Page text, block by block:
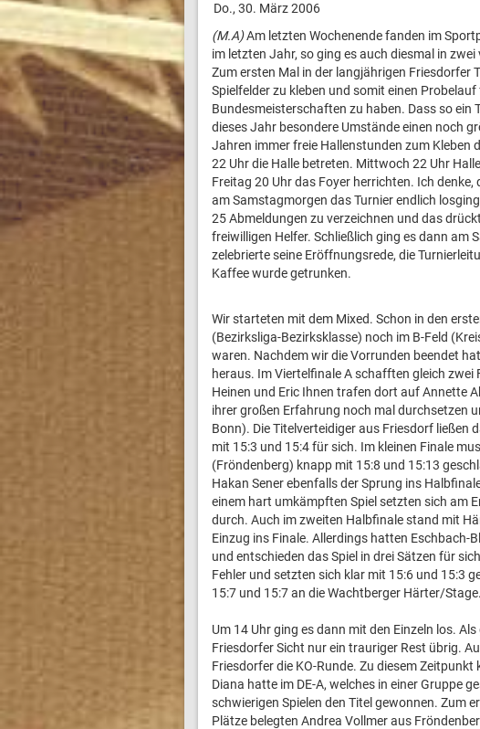
Do., 30. März 2006
(M.A)Am letzten Wochenende fanden im
im letzten Jahr, so ging es auch diesmal in
Zum ersten Mal in der langjährigen Friesdorfer
Spielfelder zu kleben und somit einen
Bundesmeisterschaften zu haben. Dass so ein
dieses Jahr besondere Umstände einen noch
Jahren immer freie Hallenstunden zum Kleben
22 Uhr die Halle betreten. Mittwoch 22 Uhr
Freitag 20 Uhr das Foyer herrichten. Ich
am Samstagmorgen das Turnier endlich
25 Abmeldungen zu verzeichnen und das
freiwilligen Helfer. Schließlich ging es dann am
zelebrierte seine Eröffnungsrede, die
Kaffee wurde getrunken.
Wir starteten mit dem Mixed. Schon in den
(Bezirksliga-Bezirksklasse) noch im B-Feld
waren. Nachdem wir die Vorrunden beendet
heraus. Im Viertelfinale A schafften gleich
Heinen und Eric Ihnen trafen dort auf Annette
ihrer großen Erfahrung noch mal durchsetzen
Bonn). Die Titelverteidiger aus Friesdorf ließen
mit 15:3 und 15:4 für sich. Im kleinen Finale
(Fröndenberg) knapp mit 15:8 und 15:13
Hakan Sener ebenfalls der Sprung ins
einem hart umkämpften Spiel setzten sich am
durch. Auch im zweiten Halbfinale stand mit
Einzug ins Finale. Allerdings hatten Eschbach-
und entschieden das Spiel in drei Sätzen für
Fehler und setzten sich klar mit 15:6 und 15:3
15:7 und 15:7 an die Wachtberger Härter/Stage.
Um 14 Uhr ging es dann mit den Einzeln los.
Friesdorfer Sicht nur ein trauriger Rest übrig.
Friesdorfer die KO-Runde. Zu diesem
Diana hatte im DE-A, welches in einer Gruppe
schwierigen Spielen den Titel gewonnen. Zum
Plätze belegten Andrea Vollmer aus